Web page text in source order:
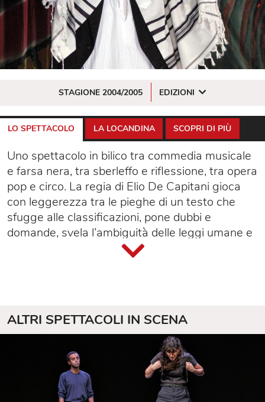
STAGIONE 2004/2005 EDIZIONI
LO SPETTACOLO LA LOCANDINA SCOPRI DI PIÙ
Uno spettacolo in bilico tra commedia musicale
e farsa nera, tra sberleffo e riflessione, tra opera
pop e circo. La regia di Elio De Capitani gioca
con leggerezza tra le pieghe di un testo che
sfugge alle classificazioni, pone dubbi e
domande, svela l’ambiguità delle leggi umane e
divine. Definito “tragicommedia” – poiché
portando in primo piano rapporti umani dominati
ora dall’intolleranza e dall’antisemitismo, ora
dalle ferree leggi del profitto, ora
dall’aspirazione a mondi fantastici.
Il personaggio di Shylock, emblema di tante
ALTRI SPETTACOLI IN SCENA